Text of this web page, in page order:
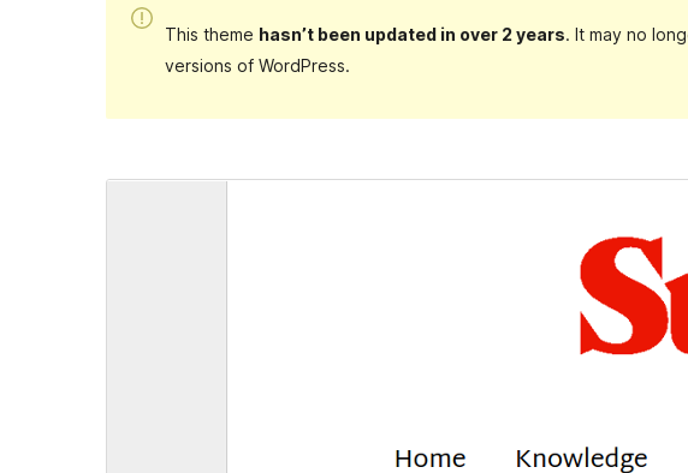
This theme hasn’t been updated in over 2 years. It may no
versions of WordPress.